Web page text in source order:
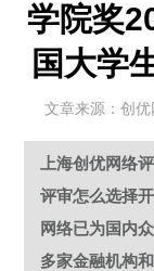
学院奖
国大学
文章来源：创
上海创优网络
评审怎么选择
网络已为国内
多家金融机构